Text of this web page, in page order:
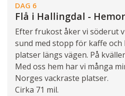
DAG 6
Flå i Hallingdal -
Efter frukost åker vi söderut
sund med stopp för kaffe och
platser längs vägen. På
Med oss hem har vi många
Norges vackraste platser.
Cirka 71 mil.